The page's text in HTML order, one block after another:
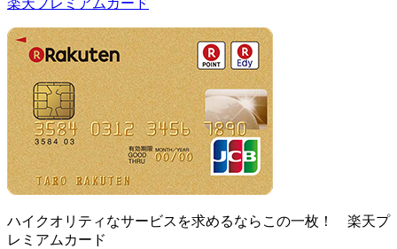
楽天プレミアムカード
ハイクオリティなサービスを求めるならこの一枚！ 楽天プ
レミアムカード